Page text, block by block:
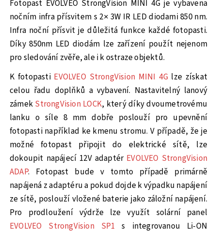
Fotopast EVOLVEO StrongVision MINI 4G je vybavena
nočním infra přísvitem s 2× 3W IR LED diodami 850 nm.
Infra noční přísvit je důležitá funkce každé fotopasti.
Díky 850nm LED diodám lze zařízení použít nejenom
pro sledování zvěře, ale i k ostraze objektů.
K fotopasti EVOLVEO StrongVision MINI 4Glze získat
celou řadu doplňků a vybavení. Nastavitelný lanový
zámek StrongVision LOCK, který díky dvoumetrovému
lanku o síle 8 mm dobře poslouží pro upevnění
fotopasti například ke kmenu stromu. V případě, že je
možné fotopast připojit do elektrické sítě, lze
dokoupit napájecí 12V adaptér EVOLVEO StrongVision
ADAP. Fotopast bude v tomto případě primárně
napájená z adaptéru a pokud dojde k výpadku napájení
ze sítě, poslouží vložené baterie jako záložní napájení.
Pro prodloužení výdrže lze využít solární panel
EVOLVEO StrongVision SP1 s integrovanou Li-ON